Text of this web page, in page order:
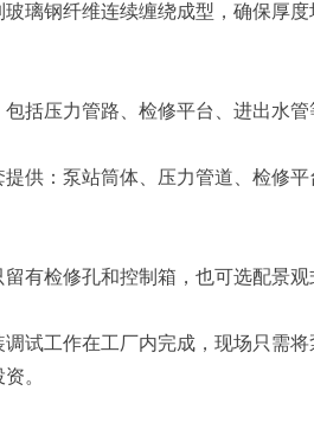
璃钢纤维连续缠绕成型，确保厚
括压力管路、检修平台、进出水
供：泵站筒体、压力管道、检修
有检修孔和控制箱，也可选配景
试工作在工厂内完成，现场只需
。